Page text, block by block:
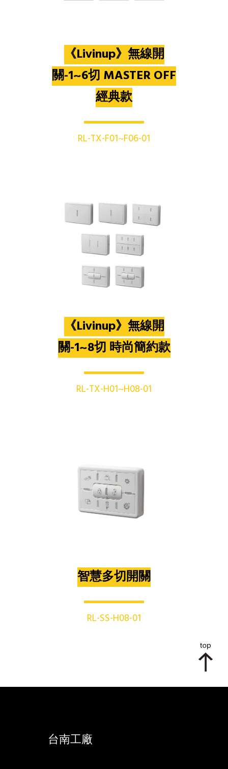
《Livinup》無線開
關-1~6切 MASTER OFF
經典款
RL-TX-F01~F06-01
《Livinup》無線開
關-1~8切 時尚簡約款
RL-TX-H01~H08-01
智慧多切開關
RL-SS-H08-01
台南工廠